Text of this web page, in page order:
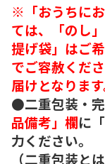
※「おうちに
ては、「のし
提げ袋」はご
でご容赦くだ
届けとなります
●二重包装・完
品備考」欄に
力ください。
（二重包装と